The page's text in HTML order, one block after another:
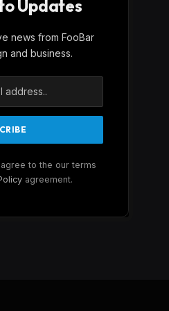
Updates
news from FooBar
and business.
to the our terms
agreement.